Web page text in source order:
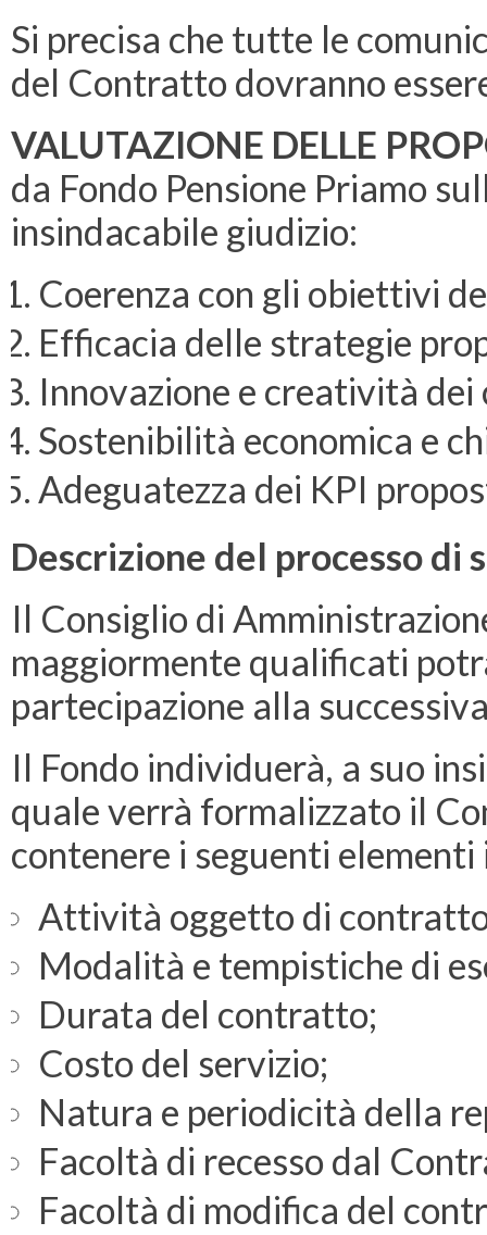
Si precisa che tutte le
del Contratto dovranno
VALUTAZIONE DELLE
da Fondo Pensione Priamo
insindacabile giudizio:
Coerenza con gli obiettivi
Efficacia delle strategie
Innovazione e creatività
Sostenibilità economica e
Adeguatezza dei KPI
Descrizione del processo di
Il Consiglio di
maggiormente qualificati
partecipazione alla
Il Fondo individuerà, a suo
quale verrà formalizzato il
contenere i seguenti
Attività oggetto di
Modalità e tempistiche di
Durata del contratto;
Costo del servizio;
Natura e periodicità della
Facoltà di recesso dal
Facoltà di modifica del